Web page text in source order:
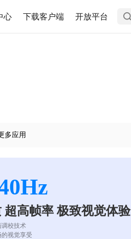
心 下载客户端 开放平台
多应用
超高帧率 极致视觉体验
调校技术
视觉享受